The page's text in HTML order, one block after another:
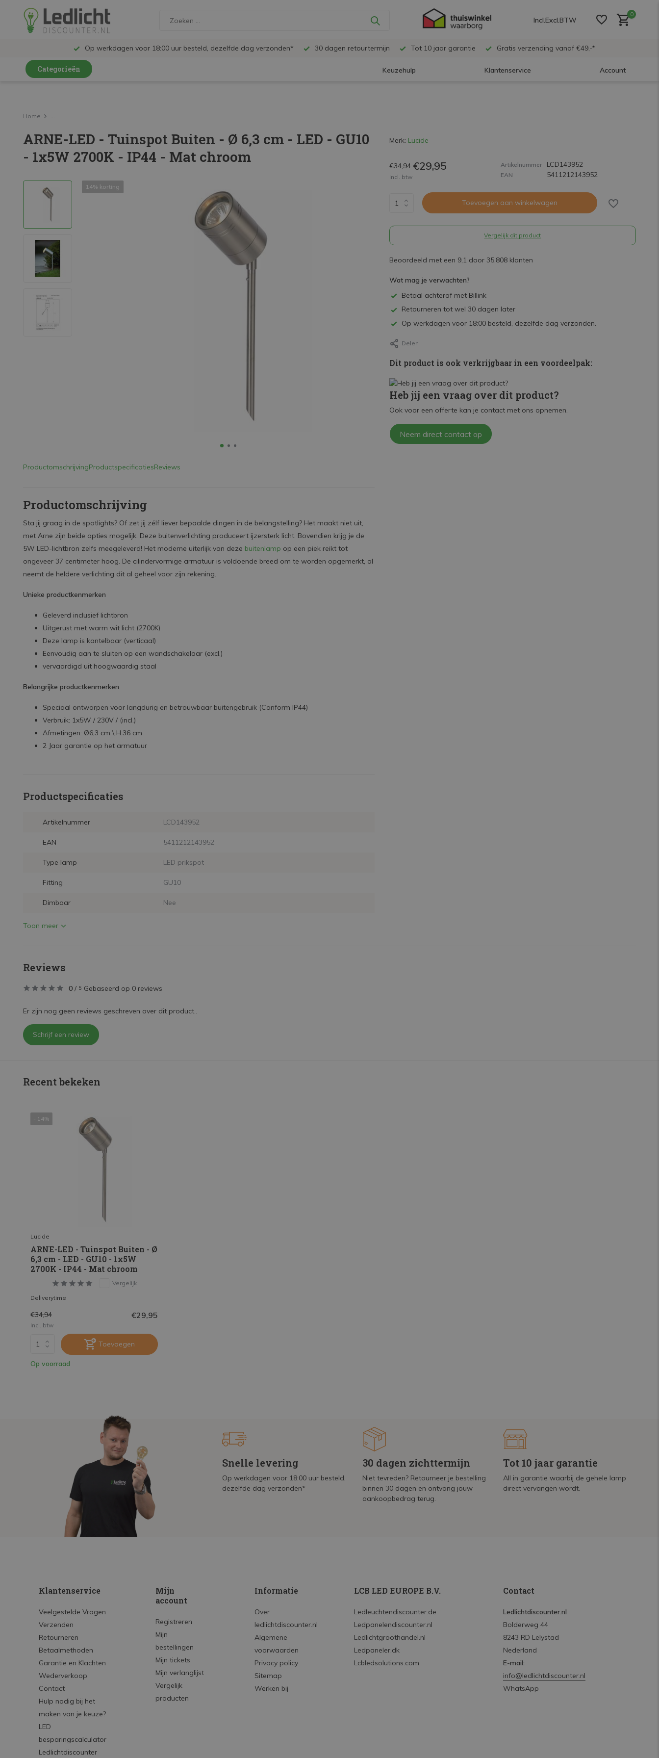
Incl.Excl.BTW
0
Op werkdagen voor 18:00 uur besteld, dezelfde dag verzonden* 30 dagen retourtermijn Tot 10 jaar garantie Gratis verzending vanaf €49,-*
Categorieën Keuzehulp Klantenservice Account
LED Railspots
LED Panelen
LED TL
LED Schijnwerpers
Decoratieve verlichting
LED Buitenverlichting
LED Noodverlichting
Installatiemateriaal
Home ...
ARNE-LED - Tuinspot Buiten - Ø 6,3 cm - LED - GU10
- 1x5W 2700K - IP44 - Mat chroom
14% korting
ProductomschrijvingProductspecificatiesReviews
Productomschrijving
Sta jij graag in de spotlights? Of zet jij zélf liever bepaalde dingen in de belangstelling? Het maakt niet uit,
met Arne zijn beide opties mogelijk. Deze buitenverlichting produceert ijzersterk licht. Bovendien krijg je de
5W LED-lichtbron zelfs meegeleverd! Het moderne uiterlijk van deze buitenlamp op een piek reikt tot
ongeveer 37 centimeter hoog. De cilindervormige armatuur is voldoende breed om te worden opgemerkt, al
neemt de heldere verlichting dit al geheel voor zijn rekening.
Unieke productkenmerken
Geleverd inclusief lichtbron
Uitgerust met warm wit licht (2700K)
Deze lamp is kantelbaar (verticaal)
Eenvoudig aan te sluiten op een wandschakelaar (excl.)
vervaardigd uit hoogwaardig staal
Belangrijke productkenmerken
Speciaal ontworpen voor langdurig en betrouwbaar buitengebruik (Conform IP44)
Verbruik: 1x5W / 230V / (incl.)
Afmetingen: Ø6,3 cm \ H.36 cm
2 Jaar garantie op het armatuur
Productspecificaties
Artikelnummer LCD143952
EAN 5411212143952
Type lamp LED prikspot
Fitting GU10
Dimbaar Nee
Toon meer
Merk: Lucide
€34,94 €29,95
Incl. btw
Artikelnummer LCD143952
EAN 5411212143952
Toevoegen aan winkelwagen
Vergelijk dit product
Beoordeeld met een 9,1 door 35.808 klanten
Wat mag je verwachten?
Betaal achteraf met Billink
Retourneren tot wel 30 dagen later
Op werkdagen voor 18:00 besteld, dezelfde dag verzonden.
Delen
Dit product is ook verkrijgbaar in een voordeelpak:
Heb jij een vraag over dit product?
Ook voor een offerte kan je contact met ons opnemen.
Neem direct contact op
Reviews
0 / 5 Gebaseerd op 0 reviews
Er zijn nog geen reviews geschreven over dit product..
Schrijf een review
Recent bekeken
- 14%
Lucide
ARNE-LED - Tuinspot Buiten - Ø
6,3 cm - LED - GU10 - 1x5W
2700K - IP44 - Mat chroom
Vergelijk
Deliverytime
€34,94 €29,95
Incl. btw
Toevoegen
Op voorraad
Snelle levering
Op werkdagen voor 18:00 uur besteld,
dezelfde dag verzonden*
30 dagen zichttermijn
Niet tevreden? Retourneer je bestelling
binnen 30 dagen en ontvang jouw
aankoopbedrag terug.
Tot 10 jaar garantie
All in garantie waarbij de gehele lamp
direct vervangen wordt.
Klantenservice
Veelgestelde Vragen
Verzenden
Retourneren
Betaalmethoden
Garantie en Klachten
Wederverkoop
Contact
Hulp nodig bij het
maken van je keuze?
LED
besparingscalculator
Ledlichtdiscounter
Mijn
account
Registreren
Mijn
bestellingen
Mijn tickets
Mijn verlanglijst
Vergelijk
producten
Informatie
Over
ledlichtdiscounter.nl
Algemene
voorwaarden
Privacy policy
Sitemap
Werken bij
LCB LED EUROPE B.V.
Ledleuchtendiscounter.de
Ledpanelendiscounter.nl
Ledlichtgroothandel.nl
Ledpaneler.dk
Lcbledsolutions.com
Contact
Ledlichtdiscounter.nl
Bolderweg 44
8243 RD Lelystad
Nederland
E-mail:
info@ledlichtdiscounter.nl
WhatsApp